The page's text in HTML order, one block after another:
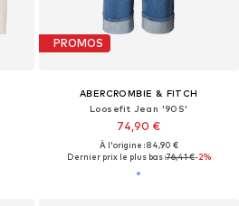
PROMOS
ABERCROMBIE & FITCH
Loosefit Jean '90S'
74,90 €
À l'origine : 84,90 €
Dernier prix le plus bas :76,41 €-2%